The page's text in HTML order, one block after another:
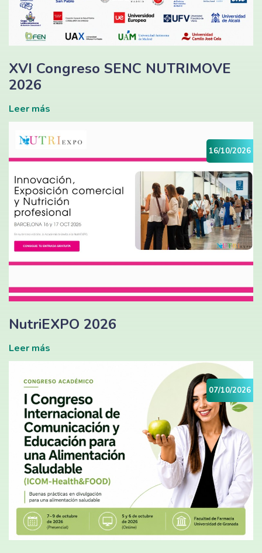
XVI Congreso SENC NUTRIMOVE
2026
Leer más
16/10/2026
NutriEXPO 2026
Leer más
07/10/2026